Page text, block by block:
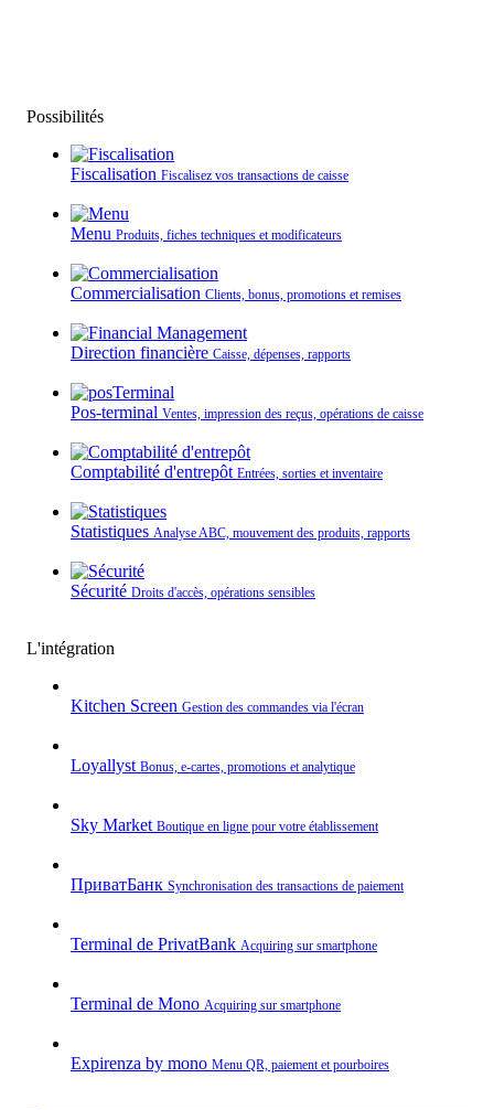
Possibilités
Fiscalisation Fiscalisez vos transactions de caisse
Menu Produits, fiches techniques et modificateurs
Commercialisation Clients, bonus, promotions et remises
Direction financière Caisse, dépenses, rapports
Pos-terminal Ventes, impression des reçus, opérations de caisse
Comptabilité d'entrepôt Entrées, sorties et inventaire
Statistiques Analyse ABC, mouvement des produits, rapports
Sécurité Droits d'accès, opérations sensibles
L'intégration
Kitchen Screen Gestion des commandes via l'écran
Loyallyst Bonus, e‑cartes, promotions et analytique
Sky Market Boutique en ligne pour votre établissement
ПриватБанк Synchronisation des transactions de paiement
Terminal de PrivatBank Acquiring sur smartphone
Terminal de Mono Acquiring sur smartphone
Expirenza by mono Menu QR, paiement et pourboires